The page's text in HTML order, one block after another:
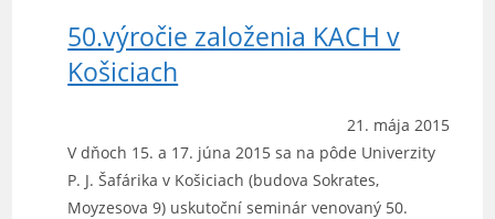
50.výročie založenia KACH v
Košiciach
21. mája 2015
V dňoch 15. a 17. júna 2015 sa na pôde Univerzity
P. J. Šafárika v Košiciach (budova Sokrates,
Moyzesova 9) uskutoční seminár venovaný 50.